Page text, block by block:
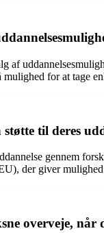
af
mulighed for at tage
til deres
gennem
der giver
overveje, når